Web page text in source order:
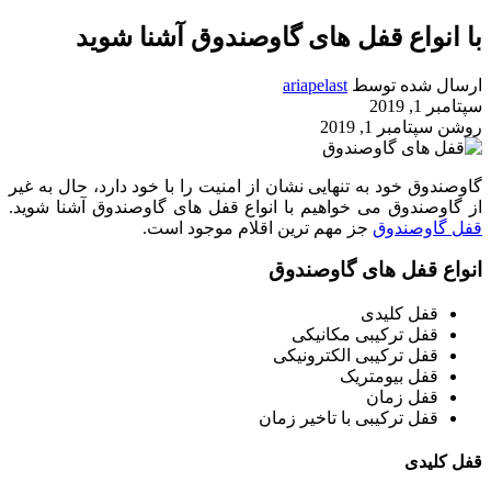
با انواع قفل های گاوصندوق آشنا شوید
ارسال شده توسط ariapelast
سپتامبر 1, 2019
روشن سپتامبر 1, 2019
گاوصندوق خود به تنهایی نشان از امنیت را با خود دارد، حال به غیر
از گاوصندوق می خواهیم با انواع قفل های گاوصندوق آشنا شوید.
قفل گاوصندوق جز مهم ترین اقلام موجود است.
انواع قفل های گاوصندوق
قفل کلیدی
قفل ترکیبی مکانیکی
قفل ترکیبی الکترونیکی
قفل بیومتریک
قفل زمان
قفل ترکیبی با تاخیر زمان
قفل کلیدی